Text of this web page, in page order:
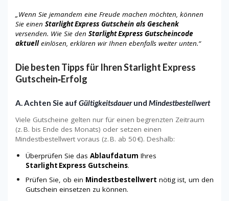
„Wenn Sie jemandem eine Freude machen möchten, können
Sie einen Starlight Express Gutschein als Geschenk
versenden. Wie Sie den Starlight Express Gutscheincode
aktuelleinlösen, erklären wir Ihnen ebenfalls weiter unten.“
Die besten Tipps für Ihren Starlight Express
Gutschein‑Erfolg
A. Achten Sie auf Gültigkeitsdauerund Mindestbestellwert
Viele Gutscheine gelten nur für einen begrenzten Zeitraum
(z. B. bis Ende des Monats) oder setzen einen
Mindestbestellwert voraus (z. B. ab 50 €). Deshalb:
Überprüfen Sie das Ablaufdatum Ihres
Starlight Express Gutscheins.
Prüfen Sie, ob ein Mindestbestellwert nötig ist, um den
Gutschein einsetzen zu können.